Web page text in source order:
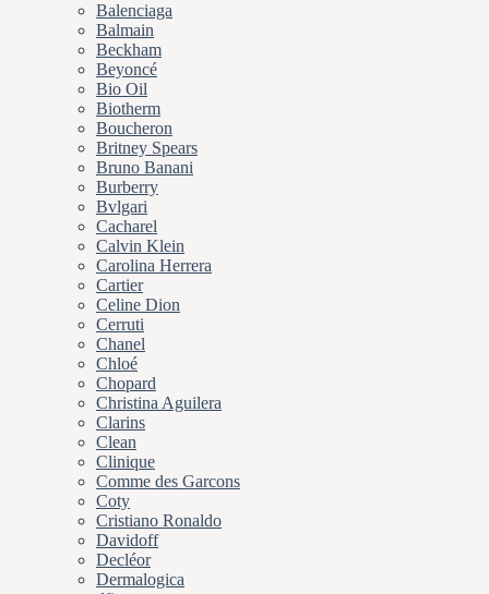
Balenciaga
Balmain
Beckham
Beyoncé
Bio Oil
Biotherm
Boucheron
Britney Spears
Bruno Banani
Burberry
Bvlgari
Cacharel
Calvin Klein
Carolina Herrera
Cartier
Celine Dion
Cerruti
Chanel
Chloé
Chopard
Christina Aguilera
Clarins
Clean
Clinique
Comme des Garcons
Coty
Cristiano Ronaldo
Davidoff
Decléor
Dermalogica